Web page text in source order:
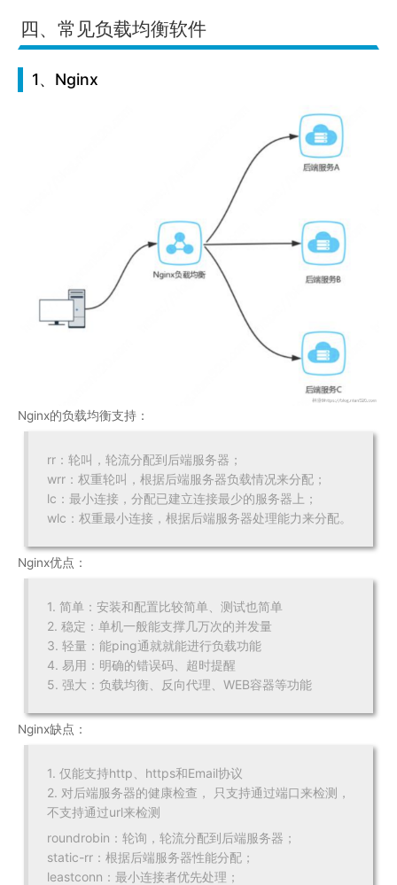
四、常见负载均衡软件
1、Nginx
Nginx的负载均衡支持：
rr：轮叫，轮流分配到后端服务器；
wrr：权重轮叫，根据后端服务器负载情况来分配；
lc：最小连接，分配已建立连接最少的服务器上；
wlc：权重最小连接，根据后端服务器处理能力来分配。
Nginx优点：
1. 简单：安装和配置比较简单、测试也简单
2. 稳定：单机一般能支撑几万次的并发量
3. 轻量：能ping通就就能进行负载功能
4. 易用：明确的错误码、超时提醒
5. 强大：负载均衡、反向代理、WEB容器等功能
Nginx缺点：
1. 仅能支持http、https和Email协议
2. 对后端服务器的健康检查， 只支持通过端口来检测，
不支持通过url来检测
roundrobin：轮询，轮流分配到后端服务器；
static-rr：根据后端服务器性能分配；
leastconn：最小连接者优先处理；